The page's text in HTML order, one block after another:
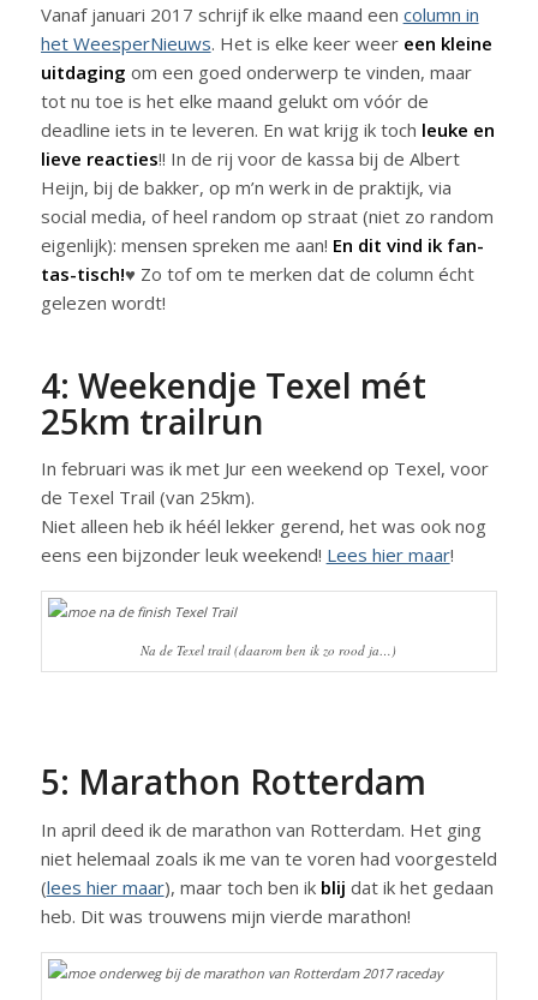
Vanaf januari 2017 schrijf ik elke maand een column in
het WeesperNieuws. Het is elke keer weer een kleine
uitdaging om een goed onderwerp te vinden, maar
tot nu toe is het elke maand gelukt om vóór de
deadline iets in te leveren. En wat krijg ik toch leuke en
lieve reacties!! In de rij voor de kassa bij de Albert
Heijn, bij de bakker, op m’n werk in de praktijk, via
social media, of heel random op straat (niet zo random
eigenlijk): mensen spreken me aan! En dit vind ik fan-
tas-tisch!♥ Zo tof om te merken dat de column écht
gelezen wordt!
4: Weekendje Texel mét
25km trailrun
In februari was ik met Jur een weekend op Texel, voor
de Texel Trail (van 25km).
Niet alleen heb ik héél lekker gerend, het was ook nog
eens een bijzonder leuk weekend! Lees hier maar!
Na de Texel trail (daarom ben ik zo rood ja…)
5: Marathon Rotterdam
In april deed ik de marathon van Rotterdam. Het ging
niet helemaal zoals ik me van te voren had voorgesteld
(lees hier maar), maar toch ben ik blij dat ik het gedaan
heb. Dit was trouwens mijn vierde marathon!